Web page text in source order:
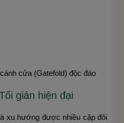
cửa (Gatefold) độc đáo
giản hiện đại
xu hướng được nhiều cặp đôi